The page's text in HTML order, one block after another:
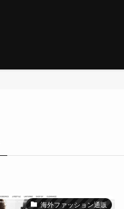
海外ファッション通販